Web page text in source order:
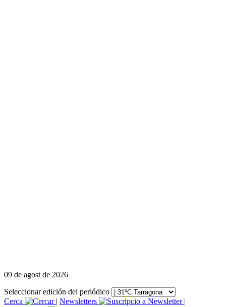
09 de agost de 2026
Seleccionar edición del periódico
Cerca
| Newsletters
|